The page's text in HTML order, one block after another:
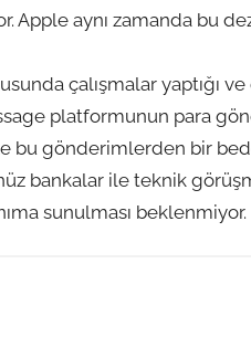
aynı zamanda bu
çalışmalar yaptığı
platformunun para
bu gönderimlerden bir
bankalar ile teknik
sunulması